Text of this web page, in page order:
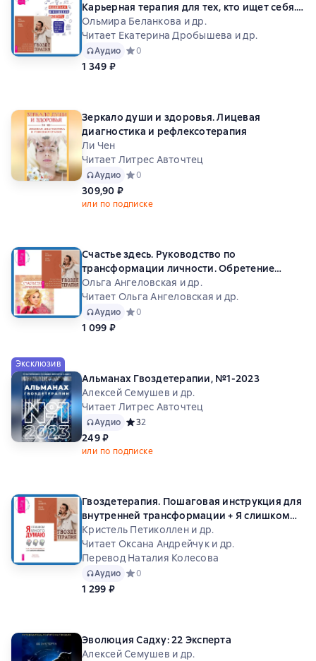
Карьерная терапия для тех, кто ищет себя.
Гвоздетерапия. Пошаговая инструкция для
внутренней трансформации
Ольмира Беланкова и др.
Читает Екатерина Дробышева и др.
Аудио Средний рейтинг 0 на основе 0 оценок
0
1 349 ₽
Зеркало души и здоровья. Лицевая
диагностика и рефлексотерапия
Ли Чен
Читает Литрес Авточтец
Аудио Средний рейтинг 0 на основе 0 оценок
0
309,90 ₽
или по подписке
Счастье здесь. Руководство по
трансформации личности. Обретение
гармонии и баланса + Гвоздетерапия.
Пошаговая инструкция для внутренней
трансформации
Ольга Ангеловская и др.
Читает Ольга Ангеловская и др.
Аудио Средний рейтинг 0 на основе 0 оценок
0
1 099 ₽
Эксклюзив
Альманах Гвоздетерапии, №1-2023
Алексей Семушев и др.
Читает Литрес Авточтец
Аудио Средний рейтинг 3 на основе 2 оценок
32
249 ₽
или по подписке
Гвоздетерапия. Пошаговая инструкция для
внутренней трансформации + Я слишком
много думаю
Кристель Петиколлен и др.
Читает Оксана Андрейчук и др.
Перевод Наталия Колесова
Аудио Средний рейтинг 0 на основе 0 оценок
0
1 299 ₽
Эволюция Садху: 22 Эксперта
Алексей Семушев и др.